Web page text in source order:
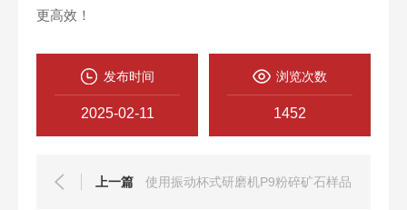
更高效！
发布时间
2025-02-11
浏览次数
1452
上一篇 使用振动杯式研磨机P9粉碎矿石样品